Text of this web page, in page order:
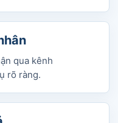
qua kênh
rõ ràng.